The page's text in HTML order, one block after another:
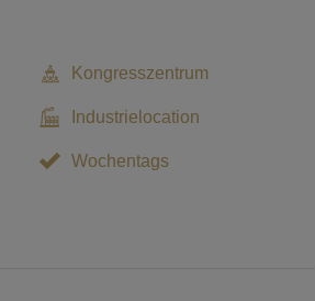
Kongresszentrum
Industrielocation
Wochentags